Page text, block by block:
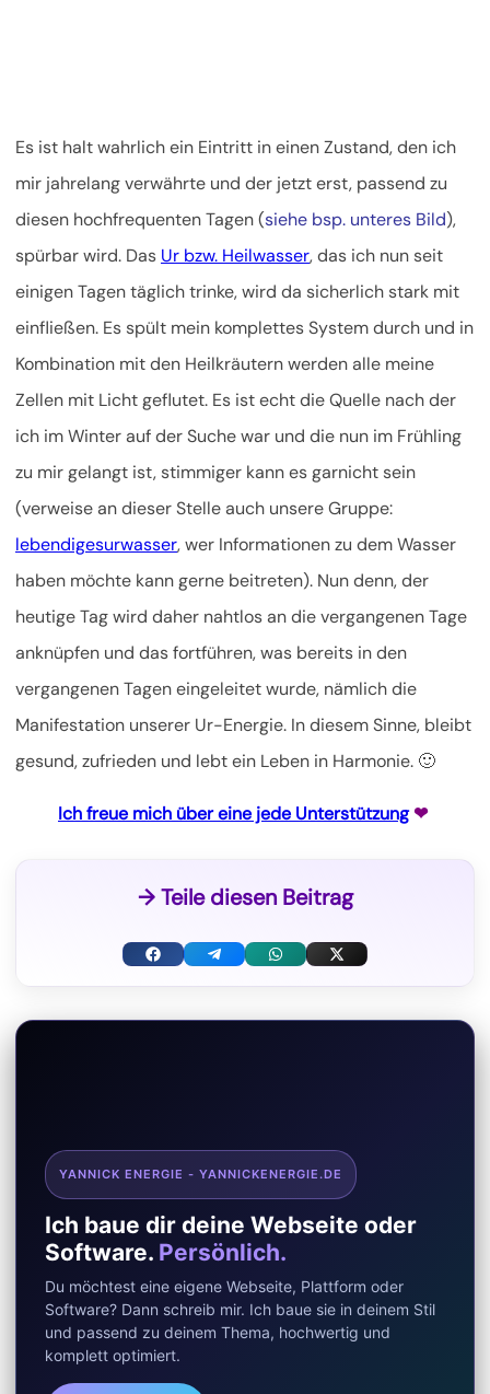
Es ist halt wahrlich ein Eintritt in einen Zustand, den ich
mir jahrelang verwährte und der jetzt erst, passend zu
diesen hochfrequenten Tagen (siehe bsp. unteres Bild),
spürbar wird. Das Ur bzw. Heilwasser, das ich nun seit
einigen Tagen täglich trinke, wird da sicherlich stark mit
einfließen. Es spült mein komplettes System durch und in
Kombination mit den Heilkräutern werden alle meine
Zellen mit Licht geflutet. Es ist echt die Quelle nach der
ich im Winter auf der Suche war und die nun im Frühling
zu mir gelangt ist, stimmiger kann es garnicht sein
(verweise an dieser Stelle auch unsere Gruppe:
lebendigesurwasser, wer Informationen zu dem Wasser
haben möchte kann gerne beitreten). Nun denn, der
heutige Tag wird daher nahtlos an die vergangenen Tage
anknüpfen und das fortführen, was bereits in den
vergangenen Tagen eingeleitet wurde, nämlich die
Manifestation unserer Ur-Energie. In diesem Sinne, bleibt
gesund, zufrieden und lebt ein Leben in Harmonie. 🙂
Ich freue mich über eine jede Unterstützung❤
→ Teile diesen Beitrag
F
o
k
T
r
m
W
A
p
X
t
e
)
YANNICK ENERGIE - YANNICKENERGIE.DE
Ich baue dir deine Webseite oder
Software. Persönlich.
Du möchtest eine eigene Webseite, Plattform oder
Software? Dann schreib mir. Ich baue sie in deinem Stil
und passend zu deinem Thema, hochwertig und
komplett optimiert.